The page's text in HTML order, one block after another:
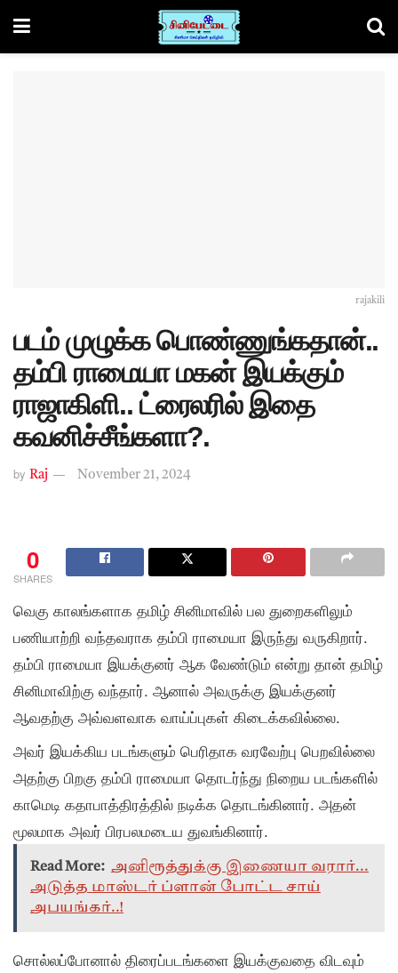
rajakili
படம் முழுக்க பொண்ணுங்கதான்..
தம்பி ராமையா மகன் இயக்கும்
ராஜாகிளி.. ட்ரைலரில் இதை
கவனிச்சீங்களா?.
by Raj November 21, 2024
0
SHARES
வெகு காலங்களாக தமிழ் சினிமாவில் பல துறைகளிலும்
பணியாற்றி வந்தவராக தம்பி ராமையா இருந்து வருகிறார்.
தம்பி ராமையா இயக்குனர் ஆக வேண்டும் என்று தான் தமிழ்
சினிமாவிற்கு வந்தார். ஆனால் அவருக்கு இயக்குனர்
ஆவதற்கு அவ்வளவாக வாய்ப்புகள் கிடைக்கவில்லை.
அவர் இயக்கிய படங்களும் பெரிதாக வரவேற்பு பெறவில்லை
அதற்கு பிறகு தம்பி ராமையா தொடர்ந்து நிறைய படங்களில்
காமெடி கதாபாத்திரத்தில் நடிக்க தொடங்கினார். அதன்
மூலமாக அவர் பிரபலமடைய துவங்கினார்.
Read More: அனிரூத்துக்கு இணையா வரார்...
அடுத்த மாஸ்டர் ப்ளான் போட்ட சாய்
அபயங்கர்..!
சொல்லப்போனால் திரைப்படங்களை இயக்குவதை விடவும்